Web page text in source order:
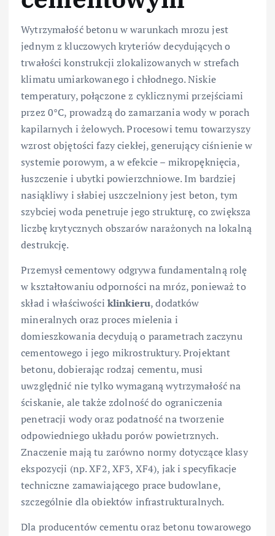
Wytrzymałość betonu w warunkach mrozu jest
jednym z kluczowych kryteriów decydujących o
trwałości konstrukcji zlokalizowanych w strefach
klimatu umiarkowanego i chłodnego. Niskie
temperatury, połączone z cyklicznymi przejściami
przez 0°C, prowadzą do zamarzania wody w porach
kapilarnych i żelowych. Procesowi temu towarzyszy
wzrost objętości fazy ciekłej, generujący ciśnienie w
systemie porowym, a w efekcie – mikropęknięcia,
łuszczenie i ubytki powierzchniowe. Im bardziej
nasiąkliwy i słabiej uszczelniony jest beton, tym
szybciej woda penetruje jego strukturę, co zwiększa
liczbę krytycznych obszarów narażonych na lokalną
destrukcję.
Przemysł cementowy odgrywa fundamentalną rolę
w kształtowaniu odporności na mróz, ponieważ to
skład i właściwości klinkieru, dodatków
mineralnych oraz proces mielenia i
domieszkowania decydują o parametrach zaczynu
cementowego i jego mikrostruktury. Projektant
betonu, dobierając rodzaj cementu, musi
uwzględnić nie tylko wymaganą wytrzymałość na
ściskanie, ale także zdolność do ograniczenia
penetracji wody oraz podatność na tworzenie
odpowiedniego układu porów powietrznych.
Znaczenie mają tu zarówno normy dotyczące klasy
ekspozycji (np. XF2, XF3, XF4), jak i specyfikacje
techniczne zamawiającego prace budowlane,
szczególnie dla obiektów infrastrukturalnych.
Dla producentów cementu oraz betonu towarowego